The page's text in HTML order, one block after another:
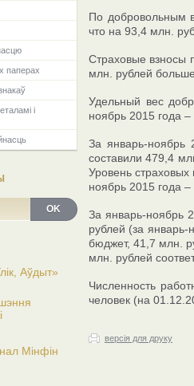
паперах
і
OK
Аўдыт»
Мінфін
По добровольным
что на 93,4 млн.
Страховые взносы
млн. рублей
Удельный вес
ноябрь 2015 года
За январь-ноябрь
составили 479,4
Уровень
ноябрь 2015 года
За январь-ноябрь
рублей (за
бюджет, 41,7 млн.
млн. рублей
Численность
человек (на
версія для друку